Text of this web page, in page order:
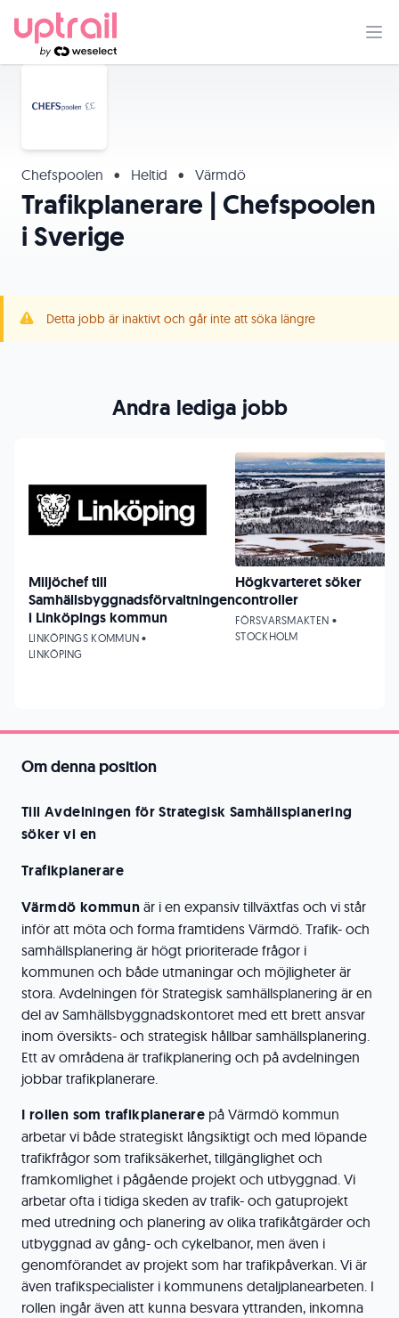
Chefspoolen • Heltid • Värmdö
Trafikplanerare | Chefspoolen
i Sverige
Detta jobb är inaktivt och går inte att söka längre
Om denna position
Till Avdelningen för Strategisk Samhällsplanering
söker vi en
Trafikplanerare
Värmdö kommun är i en expansiv tillväxtfas och vi står
inför att möta och forma framtidens Värmdö. Trafik- och
samhällsplanering är högt prioriterade frågor i
kommunen och både utmaningar och möjligheter är
stora. Avdelningen för Strategisk samhällsplanering är en
del av Samhällsbyggnadskontoret med ett brett ansvar
inom översikts- och strategisk hållbar samhällsplanering.
Ett av områdena är trafikplanering och på avdelningen
jobbar trafikplanerare.
I rollen som trafikplanerare på Värmdö kommun
arbetar vi både strategiskt långsiktigt och med löpande
trafikfrågor som trafiksäkerhet, tillgänglighet och
framkomlighet i pågående projekt och utbyggnad. Vi
arbetar ofta i tidiga skeden av trafik- och gatuprojekt
med utredning och planering av olika trafikåtgärder och
utbyggnad av gång- och cykelbanor, men även i
genomförandet av projekt som har trafikpåverkan. Vi är
även trafikspecialister i kommunens detaljplanearbeten. I
rollen ingår även att kunna besvara yttranden, inkomna
Andra lediga jobb
Miljöchef till
Samhällsbyggnadsförvaltningen
i Linköpings kommun
LINKÖPINGS KOMMUN •
LINKÖPING
Högkvarteret söker
controller
FÖRSVARSMAKTEN •
STOCKHOLM